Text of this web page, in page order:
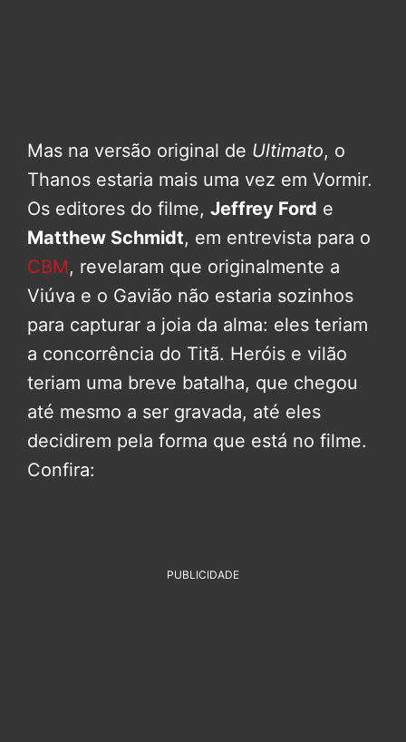
Mas na versão original de Ultimato, o
Thanos estaria mais uma vez em Vormir.
Os editores do filme, Jeffrey Ford e
Matthew Schmidt, em entrevista para o
CBM, revelaram que originalmente a
Viúva e o Gavião não estaria sozinhos
para capturar a joia da alma: eles teriam
a concorrência do Titã. Heróis e vilão
teriam uma breve batalha, que chegou
até mesmo a ser gravada, até eles
decidirem pela forma que está no filme.
Confira:
PUBLICIDADE